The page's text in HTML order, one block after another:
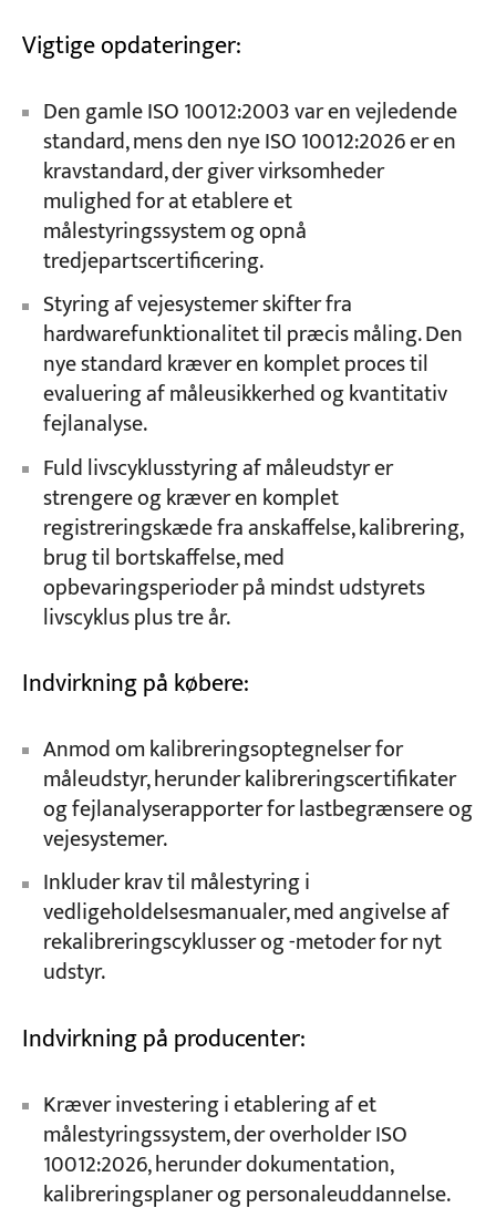
Vigtige opdateringer:
Den gamle ISO 10012:2003 var en vejledende
standard, mens den nye ISO 10012:2026 er en
kravstandard, der giver virksomheder
mulighed for at etablere et
målestyringssystem og opnå
tredjepartscertificering.
Styring af vejesystemer skifter fra
hardwarefunktionalitet til præcis måling. Den
nye standard kræver en komplet proces til
evaluering af måleusikkerhed og kvantitativ
fejlanalyse.
Fuld livscyklusstyring af måleudstyr er
strengere og kræver en komplet
registreringskæde fra anskaffelse, kalibrering,
brug til bortskaffelse, med
opbevaringsperioder på mindst udstyrets
livscyklus plus tre år.
Indvirkning på købere:
Anmod om kalibreringsoptegnelser for
måleudstyr, herunder kalibreringscertifikater
og fejlanalyserapporter for lastbegrænsere og
vejesystemer.
Inkluder krav til målestyring i
vedligeholdelsesmanualer, med angivelse af
rekalibreringscyklusser og -metoder for nyt
udstyr.
Indvirkning på producenter:
Kræver investering i etablering af et
målestyringssystem, der overholder ISO
10012:2026, herunder dokumentation,
kalibreringsplaner og personaleuddannelse.